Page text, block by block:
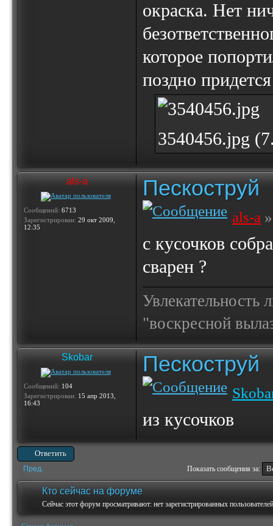
окраска. Нет
которое
поздно
3540456.jpg
als-a
Сообщений: 6713
Зарегистрирован: 29 окт 2009,
12:35
Пескоструй
als-a
с кусочков
сварен ?
Увлекательность
"воскресной
Skobar
Сообщений: 104
Зарегистрирован: 15 апр 2013,
16:43
Пескоструй
из кусочков
Ответить
Пред. Показать сообщения за:
Кто сейчас на форуме
Сейчас этот форум просматривают: нет зарегистрированных